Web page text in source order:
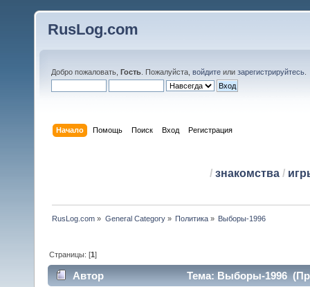
RusLog.com
Добро пожаловать, Гость . Пожалуйста, войдите или зарегистрируйтесь
Начало Помощь Поиск Вход Регистрация
/ знакомства/
RusLog.com » General Category» Политика» Выборы-1996
Страницы: [1]
Автор Тема: Выборы-1996